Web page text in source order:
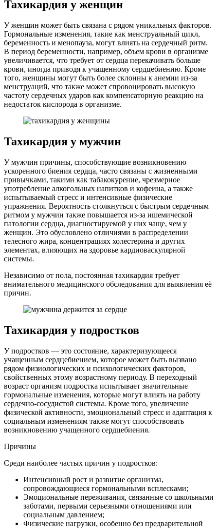
Тахикардия у женщин
У женщин может быть связана с рядом уникальных факторов.
Гормональные изменения, такие как менструальный цикл,
беременность и менопауза, могут влиять на сердечный ритм.
В период беременности, например, объем крови в организме
увеличивается, что требует от сердца перекачивать больше
крови, иногда приводя к учащенному сердцебиению. Кроме
того, женщины могут быть более склонны к анемии из-за
менструаций, что также может спровоцировать высокую
частоту сердечных ударов как компенсаторную реакцию на
недостаток кислорода в организме.
Тахикардия у мужчин
У мужчин причины, способствующие возникновению
ускоренного биения сердца, часто связаны с жизненными
привычками, такими как табакокурение, чрезмерное
употребление алкогольных напитков и кофеина, а также
испытываемый стресс и интенсивные физические
упражнения. Вероятность столкнуться с быстрым сердечным
ритмом у мужчин также повышается из-за ишемической
патологии сердца, диагностируемой у них чаще, чем у
женщин. Это обусловлено отличиями в распределении
телесного жира, концентрациях холестерина и других
элементах, влияющих на здоровье кардиоваскулярной
системы.
Независимо от пола, постоянная тахикардия требует
внимательного медицинского обследования для выявления её
причин.
Тахикардия у подростков
У подростков — это состояние, характеризующееся
учащенным сердцебиением, которое может быть вызвано
рядом физиологических и психологических факторов,
свойственных этому возрастному периоду. В переходный
возраст организм подростка испытывает значительные
гормональные изменения, которые могут влиять на работу
сердечно-сосудистой системы. Кроме того, увеличение
физической активности, эмоциональный стресс и адаптация к
социальным изменениям также могут способствовать
возникновению учащенного сердцебиения.
Причины
Среди наиболее частых причин у подростков:
Интенсивный рост и развитие организма,
сопровождающиеся гормональными всплесками;
Эмоциональные переживания, связанные со школьными
заботами, первыми серьезными отношениями или
социальным давлением;
Физические нагрузки, особенно без предварительной